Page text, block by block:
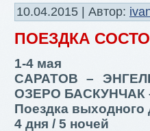
10.04.2015 | Автор:
ПОЕЗДКА
1-4 мая
САРАТОВ –
ОЗЕРО БАСКУНЧАК
Поездка выходного
4 дня / 5 ночей